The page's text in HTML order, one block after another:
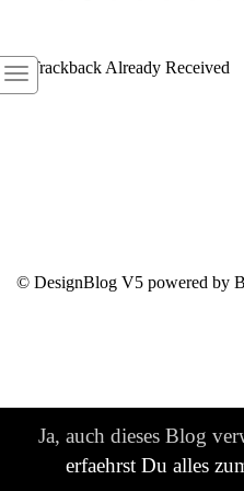
1 Trackback Already Received
© DesignBlog V5 powered by
Ja, auch dieses Blog
erfaehrst Du alles